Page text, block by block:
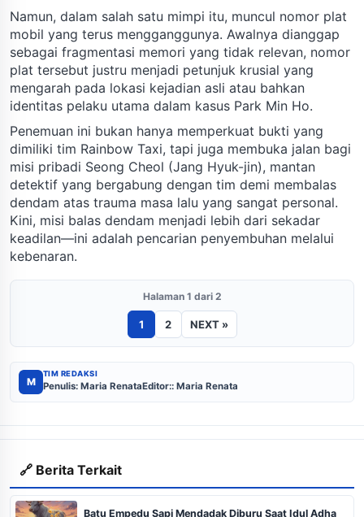
Namun, dalam salah satu mimpi itu, muncul nomor plat
mobil yang terus mengganggunya. Awalnya dianggap
sebagai fragmentasi memori yang tidak relevan, nomor
plat tersebut justru menjadi petunjuk krusial yang
mengarah pada lokasi kejadian asli atau bahkan
identitas pelaku utama dalam kasus Park Min Ho.
Penemuan ini bukan hanya memperkuat bukti yang
dimiliki tim Rainbow Taxi, tapi juga membuka jalan bagi
misi pribadi Seong Cheol (Jang Hyuk-jin), mantan
detektif yang bergabung dengan tim demi membalas
dendam atas trauma masa lalu yang sangat personal.
Kini, misi balas dendam menjadi lebih dari sekadar
keadilan—ini adalah pencarian penyembuhan melalui
kebenaran.
Halaman 1 dari 2
1 2 NEXT »
M
TIM REDAKSI
Penulis: Maria RenataEditor:: Maria Renata
🔗 Berita Terkait
Batu Empedu Sapi Mendadak Diburu Saat Idul Adha